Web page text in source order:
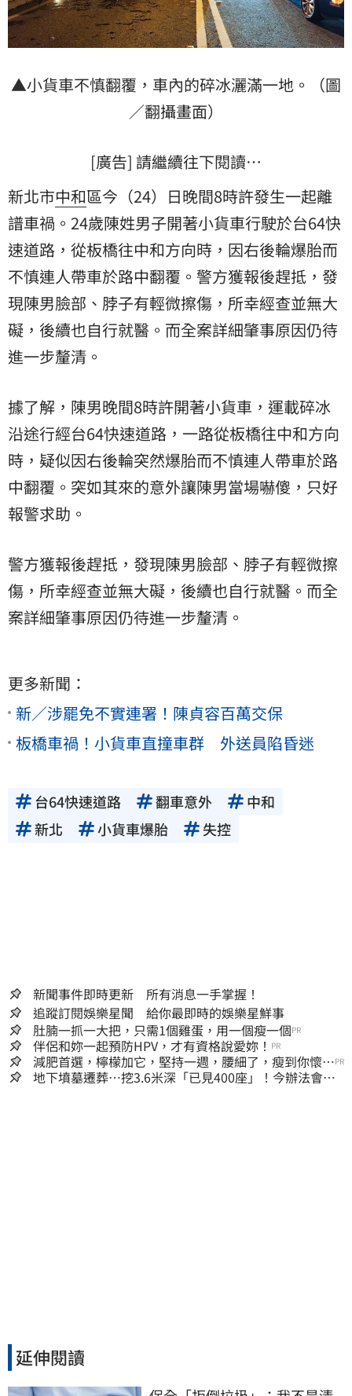
▲小貨車不慎翻覆，車內的碎冰灑滿一地。（圖
／翻攝畫面）
[廣告] 請繼續往下閱讀…
新北市中和區今（24）日晚間8時許發生一起離
譜車禍。24歲陳姓男子開著小貨車行駛於台64快
速道路 ，從板橋往中和方向時，因右後輪爆胎而
不慎連人帶車於路中翻覆。警方獲報後趕抵，發
現陳男臉部、脖子有輕微擦傷，所幸經查並無大
礙，後續也自行就醫。而全案詳細肇事原因仍待
進一步釐清。
據了解，陳男晚間8時許開著小貨車，運載碎冰
沿途行經台64快速道路，一路從板橋往中和方向
時，疑似因右後輪突然爆胎而不慎連人帶車於路
中翻覆。突如其來的意外讓陳男當場嚇傻，只好
報警求助。
警方獲報後趕抵，發現陳男臉部、脖子有輕微擦
傷，所幸經查並無大礙，後續也自行就醫。而全
案詳細肇事原因仍待進一步釐清。
更多新聞：
新／涉罷免不實連署！陳貞容百萬交保
板橋車禍！小貨車直撞車群 外送員陷昏迷
台64快速道路 翻車意外
中和
新北
小貨車爆胎 失控
新聞事件即時更新 所有消息一手掌握！
追蹤訂閱娛樂星聞 給你最即時的娛樂星鮮事
肚腩一抓一大把，只需1個雞蛋，用一個瘦一個PR
伴侶和妳一起預防HPV，才有資格說愛妳！ PR
減肥首選，檸檬加它，堅持一週，腰細了，瘦到你懷疑
人生
PR
地下墳墓遷葬…挖3.6米深「已見400座」！今辦法會安
延伸閱讀